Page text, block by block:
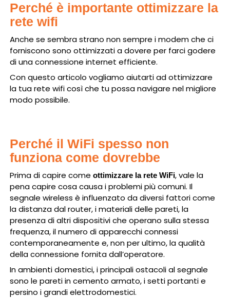
Perché è importante ottimizzare la
rete wifi
Anche se sembra strano non sempre i modem che ci
forniscono sono ottimizzati a dovere per farci godere
di una connessione internet efficiente.
Con questo articolo vogliamo aiutarti ad ottimizzare
la tua rete wifi così che tu possa navigare nel migliore
modo possibile.
Perché il WiFi spesso non
funziona come dovrebbe
Prima di capire come ottimizzare la rete WiFi, vale la
pena capire cosa causa i problemi più comuni. Il
segnale wireless è influenzato da diversi fattori come
la distanza dal router, i materiali delle pareti, la
presenza di altri dispositivi che operano sulla stessa
frequenza, il numero di apparecchi connessi
contemporaneamente e, non per ultimo, la qualità
della connessione fornita dall’operatore.
In ambienti domestici, i principali ostacoli al segnale
sono le pareti in cemento armato, i setti portanti e
persino i grandi elettrodomestici.